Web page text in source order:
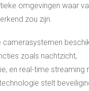
omgevingen waar
zou zijn.
camerasystemen
zoals nachtzicht,
en real-time streaming
stelt